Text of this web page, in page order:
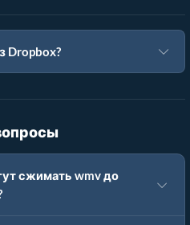
Dropbox?
сжимать wmv до